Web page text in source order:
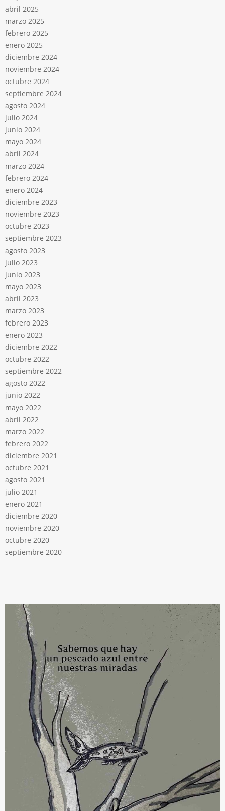
abril 2025
marzo 2025
febrero 2025
enero 2025
diciembre 2024
noviembre 2024
octubre 2024
septiembre 2024
agosto 2024
julio 2024
junio 2024
mayo 2024
abril 2024
marzo 2024
febrero 2024
enero 2024
diciembre 2023
noviembre 2023
octubre 2023
septiembre 2023
agosto 2023
julio 2023
junio 2023
mayo 2023
abril 2023
marzo 2023
febrero 2023
enero 2023
diciembre 2022
octubre 2022
septiembre 2022
agosto 2022
junio 2022
mayo 2022
abril 2022
marzo 2022
febrero 2022
diciembre 2021
octubre 2021
agosto 2021
julio 2021
enero 2021
diciembre 2020
noviembre 2020
octubre 2020
septiembre 2020